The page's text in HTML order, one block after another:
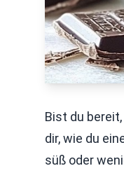
Bist du
dir, wie du
süß oder